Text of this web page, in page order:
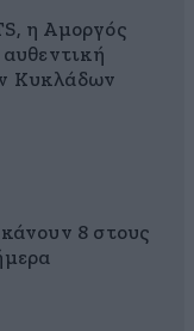
η Αμοργός
αυθεντική
Κυκλάδων
8 στους